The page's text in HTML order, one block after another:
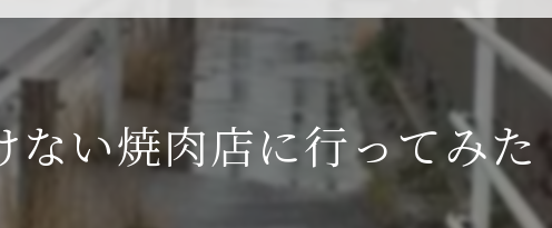
ランチ
半個室
宴会
ない焼肉店に行ってみた